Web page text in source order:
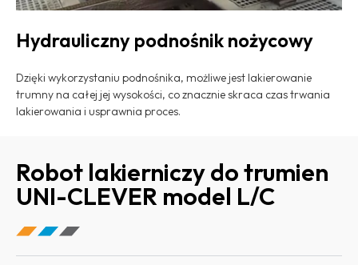
Hydrauliczny podnośnik nożycowy
Dzięki wykorzystaniu podnośnika, możliwe jest lakierowanie
trumny na całej jej wysokości, co znacznie skraca czas trwania
lakierowania i usprawnia proces.
Robot lakierniczy do trumien
UNI-CLEVER model L/C